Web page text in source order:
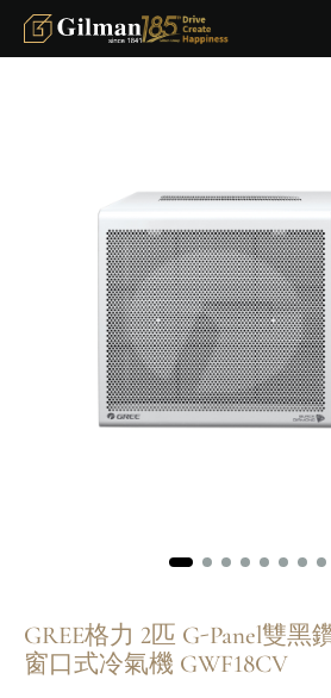
GREE格力 2匹 G-Panel雙黑
窗口式冷氣機 GWF18CV